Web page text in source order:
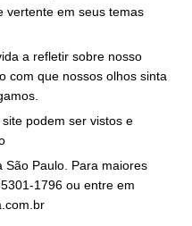
vertente em seus temas
a refletir sobre nosso
com que nossos olhos sinta
podem ser vistos e
São Paulo. Para maiores
1796 ou entre em